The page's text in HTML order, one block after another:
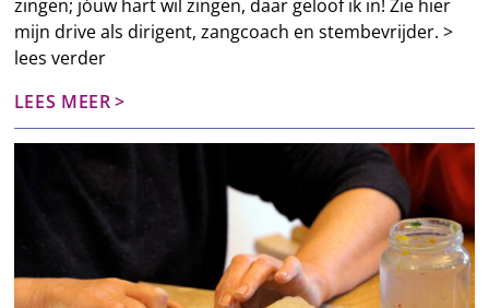
zingen; jóuw hart wil zingen, daar geloof ik in! Zie hier
mijn drive als dirigent, zangcoach en stembevrijder. >
lees verder
LEES MEER